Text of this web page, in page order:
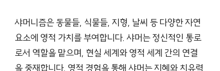
샤머니즘은 동물들, 식물들, 지형, 날씨 등 다양한 자연
요소에 영적 가치를 부여합니다. 샤머는 정신적인 통로
로서 역할을 맡으며, 현실 세계와 영적 세계 간의 연결
을 중재합니다. 영적 경험을 통해 샤머는 지혜와 치유력